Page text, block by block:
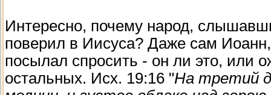
Интересно, почему народ,
поверил в Иисуса? Даже сам
посылал спросить - он ли это, или
остальных. Исх. 19:16 "На третий